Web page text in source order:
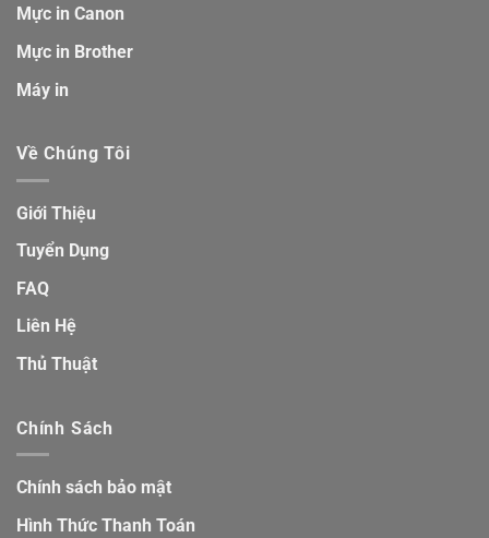
Mực in Canon
Mực in Brother
Máy in
Về Chúng Tôi
Giới Thiệu
Tuyển Dụng
FAQ
Liên Hệ
Thủ Thuật
Chính Sách
Chính sách bảo mật
Hình Thức Thanh Toán